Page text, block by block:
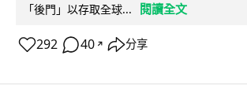
「後門」以存取全球...
閱讀全文
292 40 ↗ 分享